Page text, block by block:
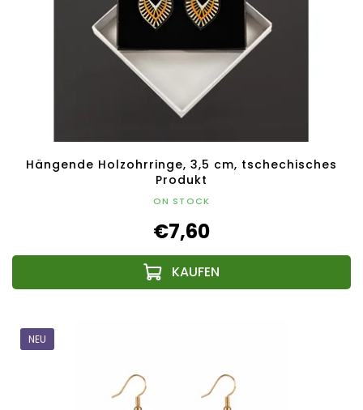
Hängende Holzohrringe, 3,5 cm, tschechisches
Produkt
ON STOCK
€7,60
NEU